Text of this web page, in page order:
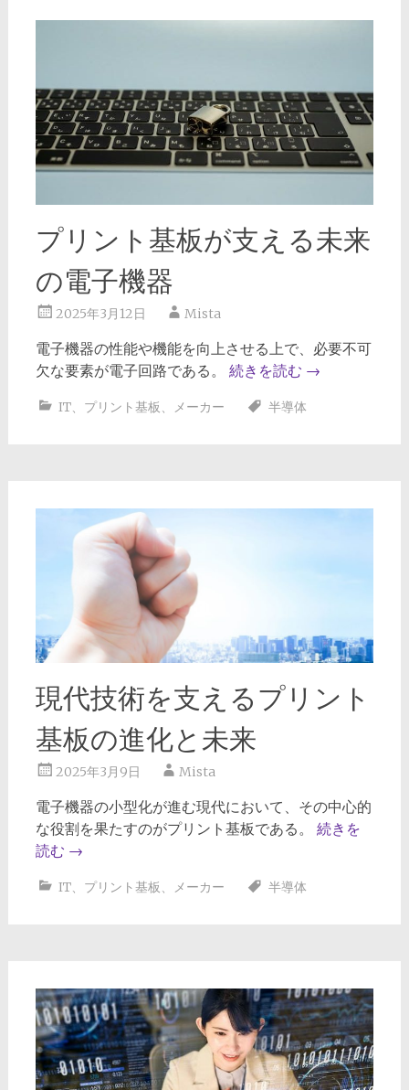
プリント基板が支える未来
の電子機器
2025年3月12日 Mista
電子機器の性能や機能を向上させる上で、必要不可
欠な要素が電子回路である。 続きを読む →
IT、 プリント基板 、 メーカー 半導体
現代技術を支えるプリント
基板の進化と未来
2025年3月9日 Mista
電子機器の小型化が進む現代において、その中心的
な役割を果たすのがプリント基板である。 続きを
読む →
IT、 プリント基板 メーカー 半導体